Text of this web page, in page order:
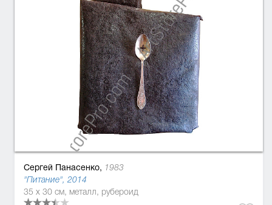
Сергей Панасенко, 1983
"Питание", 2014
35 x 30 см, металл, рубероид